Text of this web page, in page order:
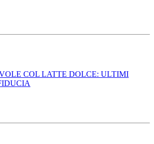
COL LATTE DOLCE: ULTIMI